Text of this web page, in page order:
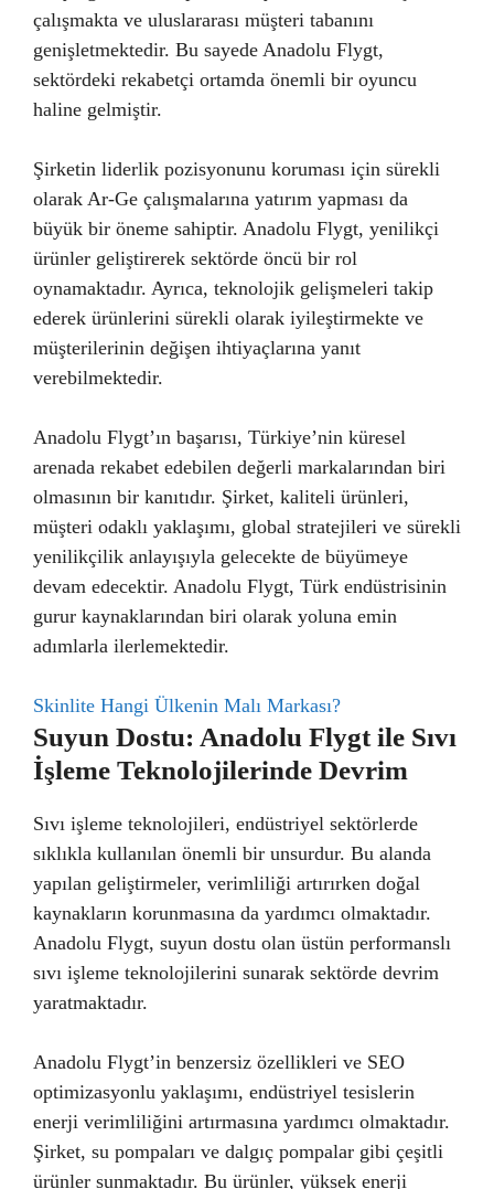
çalışmakta ve uluslararası müşteri tabanını
genişletmektedir. Bu sayede Anadolu Flygt,
sektördeki rekabetçi ortamda önemli bir oyuncu
haline gelmiştir.
Şirketin liderlik pozisyonunu koruması için sürekli
olarak Ar-Ge çalışmalarına yatırım yapması da
büyük bir öneme sahiptir. Anadolu Flygt, yenilikçi
ürünler geliştirerek sektörde öncü bir rol
oynamaktadır. Ayrıca, teknolojik gelişmeleri takip
ederek ürünlerini sürekli olarak iyileştirmekte ve
müşterilerinin değişen ihtiyaçlarına yanıt
verebilmektedir.
Anadolu Flygt’ın başarısı, Türkiye’nin küresel
arenada rekabet edebilen değerli markalarından biri
olmasının bir kanıtıdır. Şirket, kaliteli ürünleri,
müşteri odaklı yaklaşımı, global stratejileri ve sürekli
yenilikçilik anlayışıyla gelecekte de büyümeye
devam edecektir. Anadolu Flygt, Türk endüstrisinin
gurur kaynaklarından biri olarak yoluna emin
adımlarla ilerlemektedir.
Skinlite Hangi Ülkenin Malı Markası?
Suyun Dostu: Anadolu Flygt ile Sıvı
İşleme Teknolojilerinde Devrim
Sıvı işleme teknolojileri, endüstriyel sektörlerde
sıklıkla kullanılan önemli bir unsurdur. Bu alanda
yapılan geliştirmeler, verimliliği artırırken doğal
kaynakların korunmasına da yardımcı olmaktadır.
Anadolu Flygt, suyun dostu olan üstün performanslı
sıvı işleme teknolojilerini sunarak sektörde devrim
yaratmaktadır.
Anadolu Flygt’in benzersiz özellikleri ve SEO
optimizasyonlu yaklaşımı, endüstriyel tesislerin
enerji verimliliğini artırmasına yardımcı olmaktadır.
Şirket, su pompaları ve dalgıç pompalar gibi çeşitli
ürünler sunmaktadır. Bu ürünler, yüksek enerji